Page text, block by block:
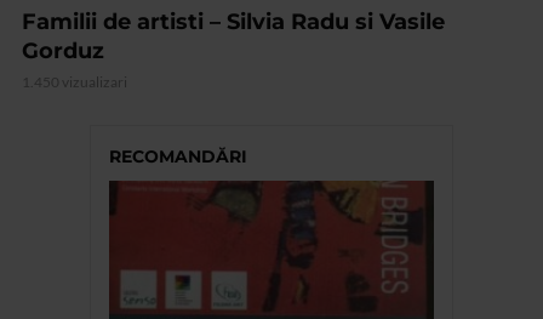
Familii de artisti – Silvia Radu si Vasile
Gorduz
1.450 vizualizari
RECOMANDĂRI